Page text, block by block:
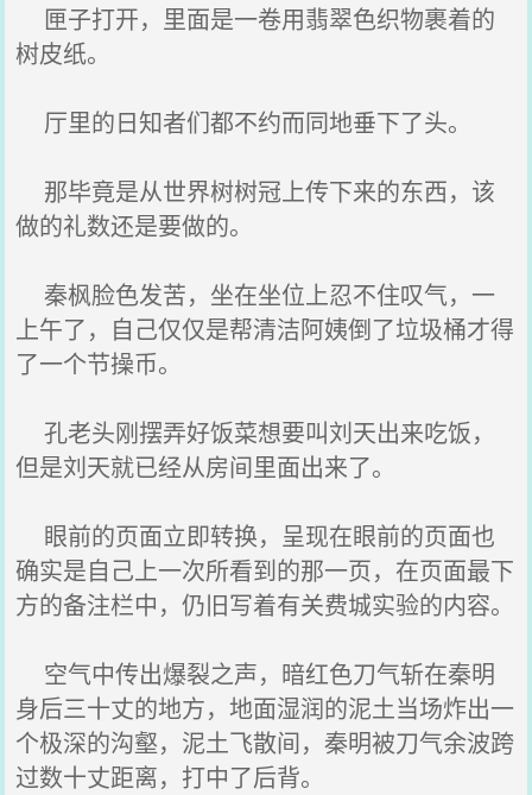
匣子打开，里面是一卷用翡翠色织物裹着的
树皮纸。
厅里的日知者们都不约而同地垂下了头。
那毕竟是从世界树树冠上传下来的东西，该
做的礼数还是要做的。
秦枫脸色发苦，坐在坐位上忍不住叹气，一
上午了，自己仅仅是帮清洁阿姨倒了垃圾桶才得
了一个节操币。
孔老头刚摆弄好饭菜想要叫刘天出来吃饭，
但是刘天就已经从房间里面出来了。
眼前的页面立即转换，呈现在眼前的页面也
确实是自己上一次所看到的那一页，在页面最下
方的备注栏中，仍旧写着有关费城实验的内容。
空气中传出爆裂之声，暗红色刀气斩在秦明
身后三十丈的地方，地面湿润的泥土当场炸出一
个极深的沟壑，泥土飞散间，秦明被刀气余波跨
过数十丈距离，打中了后背。